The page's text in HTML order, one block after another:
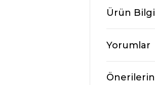
Ürün
Yorumlar